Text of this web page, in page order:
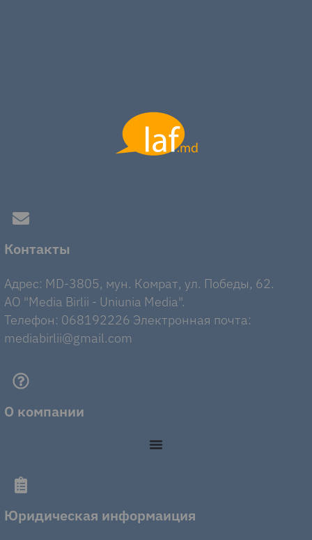
Контакты
Адрес: MD-3805, мун. Комрат, ул. Победы, 62.
AO "Media Birlii - Uniunia Media".
Телефон: 068192226 Электронная почта:
mediabirlii@gmail.com
О компании
Юридическая информаиция